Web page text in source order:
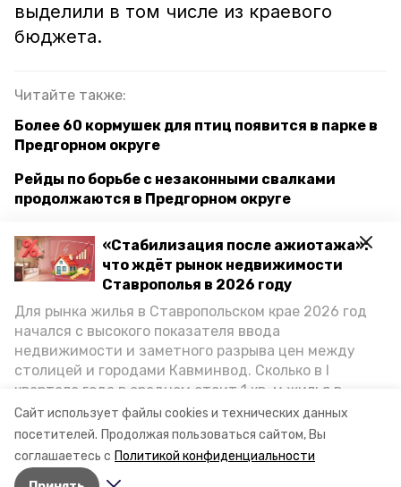
Сайт использует файлы cookies и технических данных
посетителей. Продолжая пользоваться сайтом, Вы
соглашаетесь с Политикой конфиденциальности
«Стабилизация после ажиотажа»:
что ждёт рынок недвижимости
Ставрополья в 2026 году
Для рынка жилья в Ставропольском крае 2026 год
начался с высокого показателя ввода
недвижимости и заметного разрыва цен между
столицей и городами Кавминвод. Сколько в I
квартале года в среднем стоит 1 кв. м жилья в
городах и округах региона, как изменился спрос на
первичку и вторичку, какова себестоимость
стройки собственного жилья в этом году и какие
прогнозы о стоимости квадратных метров дают
выделили в том числе из краевого
бюджета.
Читайте также:
Более 60 кормушек для птиц появится в парке в
Предгорном округе
Рейды по борьбе с незаконными свалками
продолжаются в Предгорном округе
Фестиваль национальных культур Ставрополья
прошёл в Предгорном округе
госпрограмма развитие транспортной системы
предгорный округ
новоблагодарное